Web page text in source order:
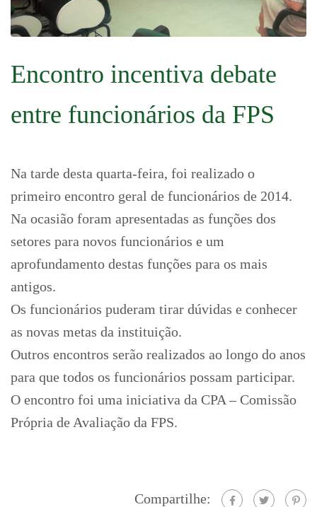
Encontro incentiva debate
entre funcionários da FPS
Na tarde desta quarta-feira, foi realizado o
primeiro encontro geral de funcionários de 2014.
Na ocasião foram apresentadas as funções dos
setores para novos funcionários e um
aprofundamento destas funções para os mais
antigos.
Os funcionários puderam tirar dúvidas e conhecer
as novas metas da instituição.
Outros encontros serão realizados ao longo do anos
para que todos os funcionários possam participar.
O encontro foi uma iniciativa da CPA – Comissão
Própria de Avaliação da FPS.
Compartilhe: